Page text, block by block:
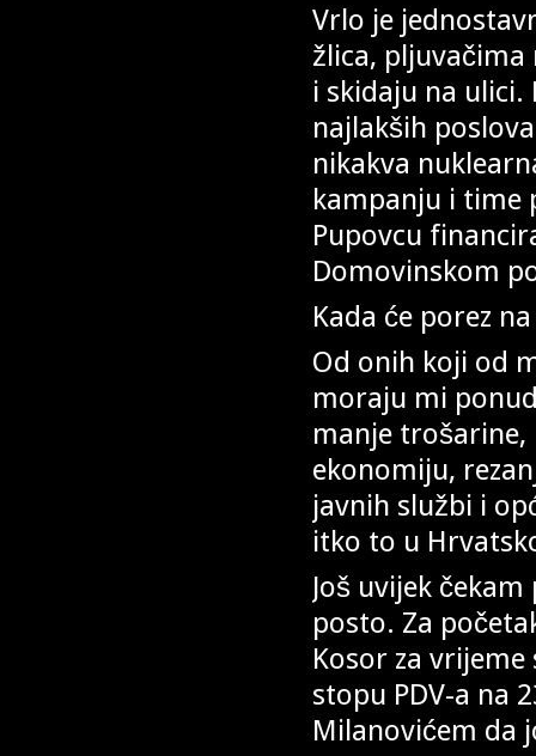
Vrlo je
žlica,
i skidaju na
najlakših
nikakva
kampanju i time
Pupovcu
Domovinskom
Kada će porez
Od onih koji od
moraju mi
manje trošarine,
ekonomiju,
javnih službi i
itko to u
Još uvijek
posto. Za
Kosor za
stopu PDV-a na
Milanovićem da